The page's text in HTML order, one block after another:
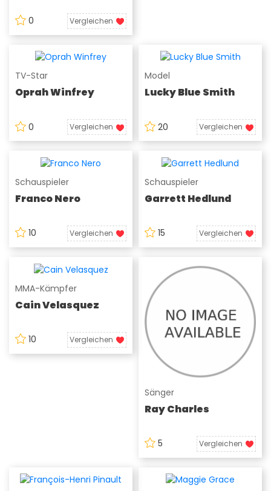
0 Vergleichen
TV-Star
Oprah Winfrey
0 Vergleichen
Model
Lucky Blue Smith
20 Vergleichen
Schauspieler
Franco Nero
10 Vergleichen
Schauspieler
Garrett Hedlund
15 Vergleichen
MMA-Kämpfer
Cain Velasquez
10 Vergleichen
Sänger
Ray Charles
5 Vergleichen